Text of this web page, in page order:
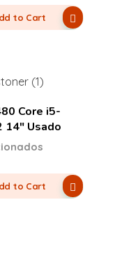
to Cart
Core i5-
14″ Usado
to Cart